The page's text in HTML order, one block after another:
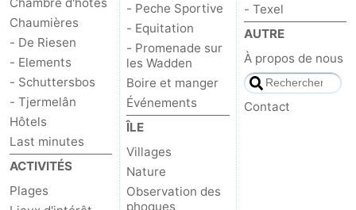
Chaumières
- De Riesen
- Elements
- Schuttersbos
- Tjermelân
Hôtels
Last minutes
ACTIVITÉS
Plages
- Peche Sportive
- Equitation
- Promenade sur
les Wadden
Boire et manger
Événements
ÎLE
Villages
Nature
Observation des
phoques
- Texel
AUTRE
À propos de nous
Contact